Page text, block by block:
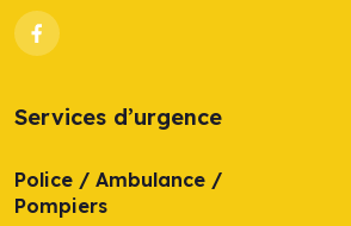
Services d’urgence
Police / Ambulance /
Pompiers